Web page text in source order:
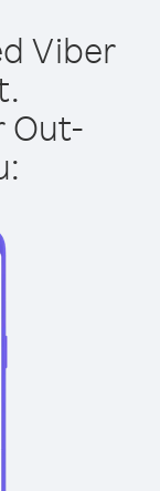
Viber
Out-